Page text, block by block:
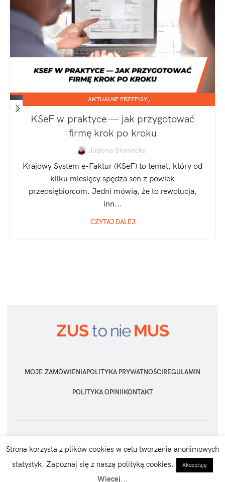
AKTUALNE PRZEPISY,
SPÓŁKA Z O.O.
KSeF w praktyce — jak przygotować
firmę krok po kroku
Justyna Broniecka
Krajowy System e-Faktur (KSeF) to temat, który od
kilku miesięcy spędza sen z powiek
przedsiębiorcom. Jedni mówią, że to rewolucja,
inn...
CZYTAJ DALEJ
MOJE ZAMÓWIENIAPOLITYKA PRYWATNOŚCI REGULAMIN
POLITYKA OPINII KONTAKT
Strona korzysta z plików cookies w celu tworzenia anonimowych
statystyk. Zapoznaj się z naszą polityką cookies.
Akceptuję
Więcej...